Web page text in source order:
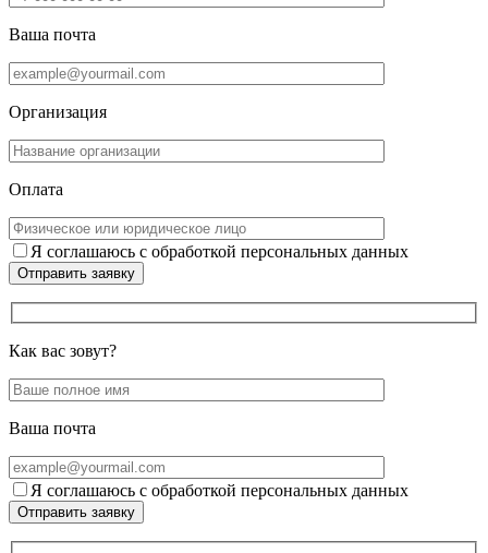
Ваша почта
Организация
Оплата
Я соглашаюсь с обработкой персональных данных
Отправить заявку
Как вас зовут?
Ваша почта
Я соглашаюсь с обработкой персональных данных
Отправить заявку